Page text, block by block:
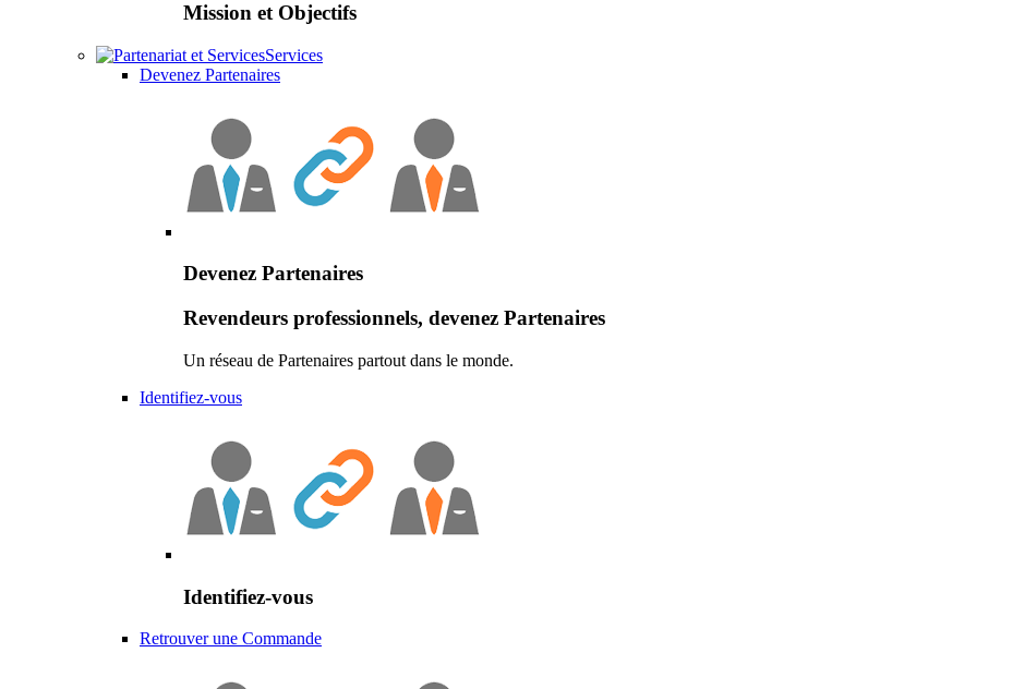
Mission et Objectifs
Services
Devenez Partenaires
Devenez Partenaires
Revendeurs professionnels, devenez Partenaires
Un réseau de Partenaires partout dans le monde.
Identifiez-vous
Identifiez-vous
Retrouver une Commande